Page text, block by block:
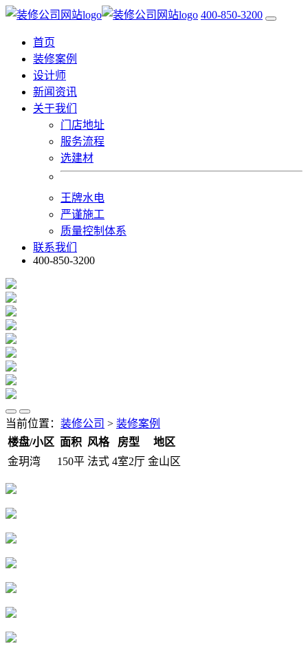
400-850-3200
首页
装修案例
设计师
新闻资讯
关于我们
门店地址
服务流程
选建材
王牌水电
严谨施工
质量控制体系
联系我们
400-850-3200
当前位置： 装修公司 > 装修案例
楼盘/小区 面积 风格 房型
地区
金玥湾
150平 法式 4室2厅 金山区